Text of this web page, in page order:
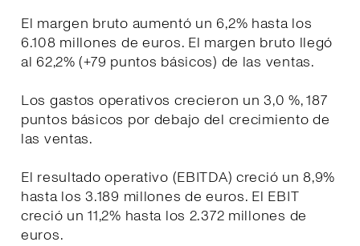
El margen bruto aumentó un 6,2% hasta los
6.108 millones de euros. El margen bruto llegó
al 62,2% (+79 puntos básicos) de las ventas.
Los gastos operativos crecieron un 3,0 %, 187
puntos básicos por debajo del crecimiento de
las ventas.
El resultado operativo (EBITDA) creció un 8,9%
hasta los 3.189 millones de euros. El EBIT
creció un 11,2% hasta los 2.372 millones de
euros.